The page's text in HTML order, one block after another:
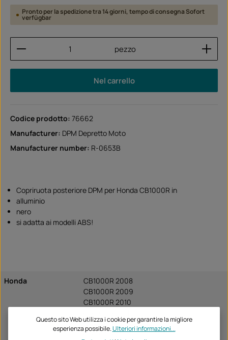
Pronto per la spedizione tra 14 giorni, tempo di consegna Sofort
verfügbar
Quantità del prodotto: inserisci la quantità
pezzo
Nel carrello
Codice prodotto: 76662
Manufacturer: DPM Depretto Moto
Manufacturer number: R-0653B
Copriruota posteriore DPM per Honda CB1000R in
alluminio
nero
si adatta ai modelli ABS!
Honda
CB1000R 2008
CB1000R 2009
CB1000R 2010
CB1000R 2012
CB1000R 2013
Questo sito Web utilizza i cookie per garantire la migliore
esperienza possibile.Ulteriori informazioni...